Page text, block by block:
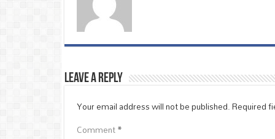
Leave a Reply
Your email address will not be published.Required
Comment*